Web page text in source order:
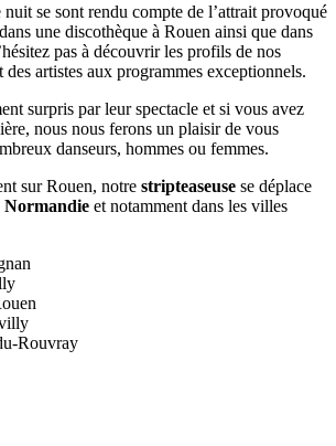
nuit se sont rendu compte de l’attrait provoqué
une discothèque à Rouen ainsi que dans
pas à découvrir les profils de nos
des artistes aux programmes exceptionnels.
surpris par leur spectacle et si vous avez
nous nous ferons un plaisir de vous
danseurs, hommes ou femmes.
sur Rouen, notre stripteaseuse se déplace
Normandie et notamment dans les villes
Rouvray